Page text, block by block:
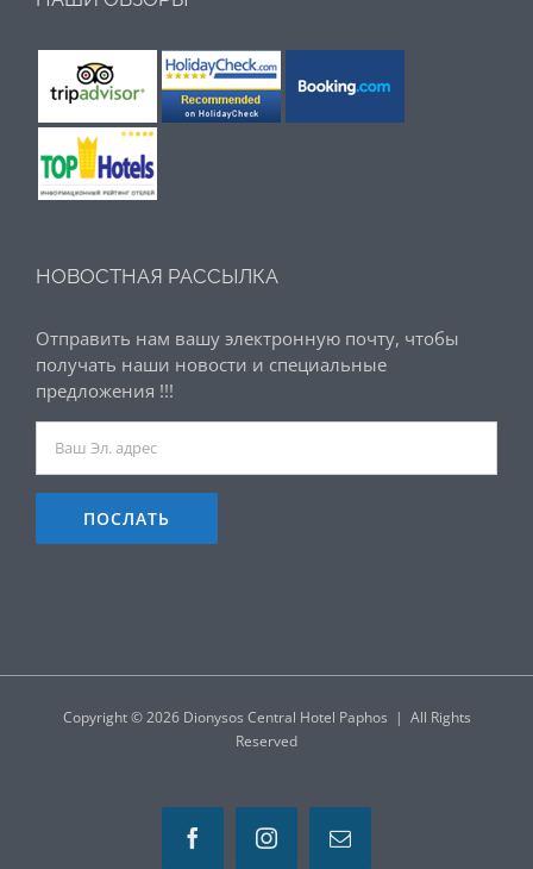
НОВОСТНАЯ РАССЫЛКА
Отправить нам вашу электронную почту, чтобы
получать наши новости и специальные
предложения !!!
Copyright ©2026 Dionysos Central Hotel Paphos | All Rights
Reserved
FacebookInstagramEmail